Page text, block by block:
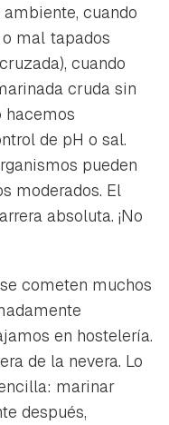
cuando
mal tapados
cuando
cruda sin
de pH o sal.
pueden
moderados. El
absoluta. ¡No
cometen muchos
en hostelería.
de la nevera. Lo
marinar
después,